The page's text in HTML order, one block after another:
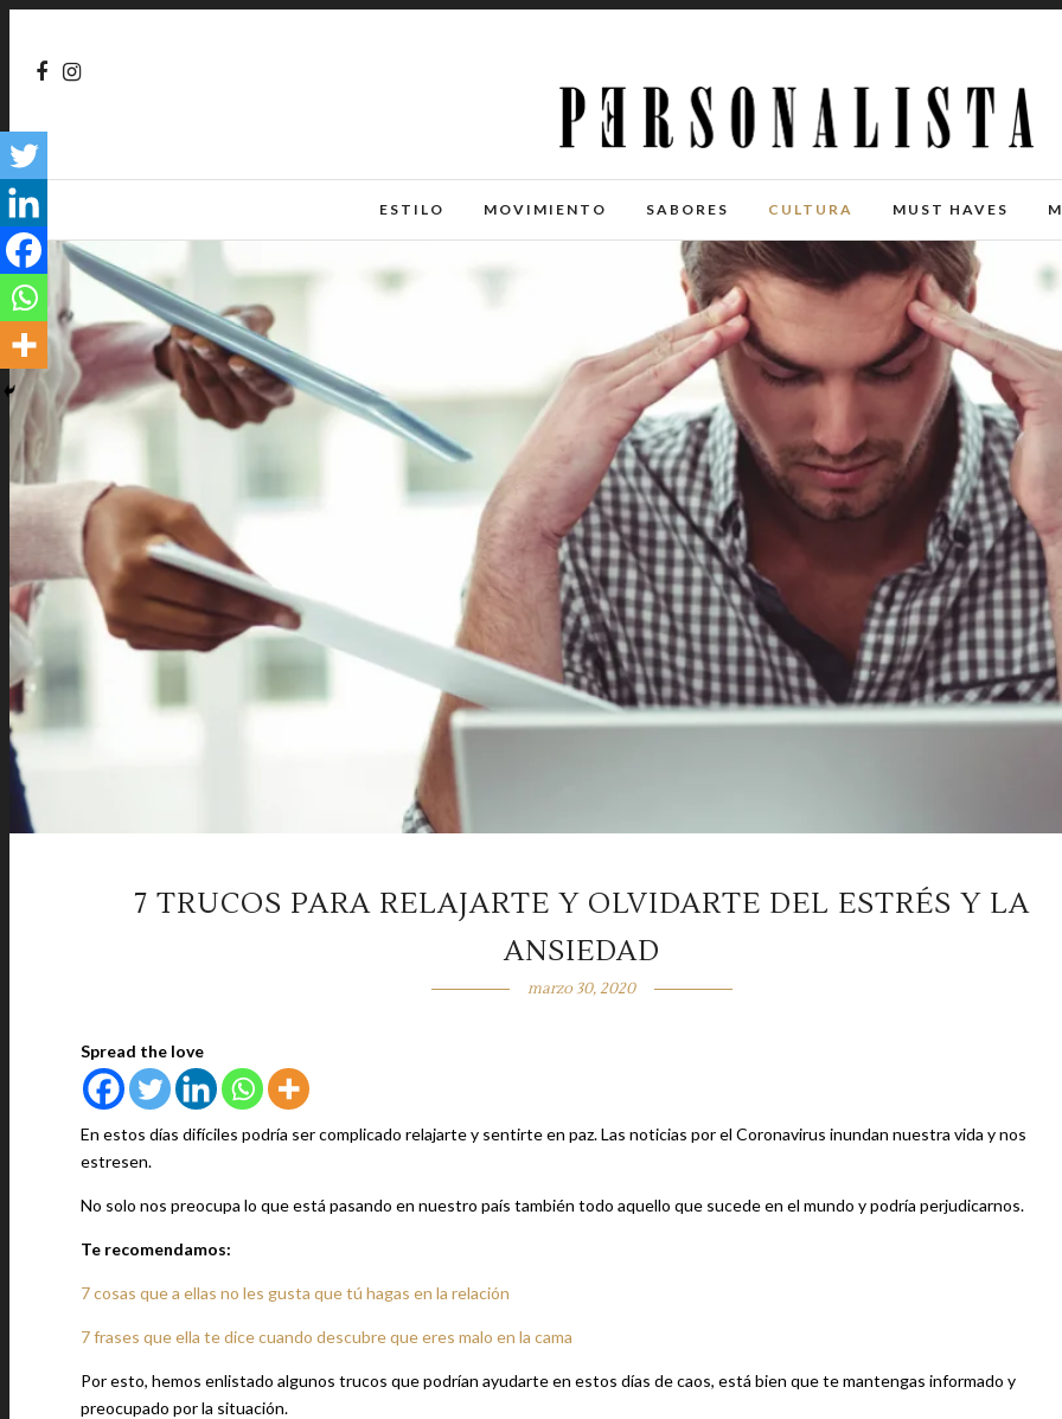
ESTILO MOVIMIENTO SABORES CULTURA MUST HAVES
7 TRUCOS PARA RELAJARTE Y OLVIDARTE DEL ESTRÉS Y LA
ANSIEDAD
marzo 30, 2020
Spread the love
En estos días difíciles podría ser complicado relajarte y sentirte en paz. Las noticias por el Coronavirus inundan nuestra vida y nos
estresen.
No solo nos preocupa lo que está pasando en nuestro país también todo aquello que sucede en el mundo y podría perjudicarnos.
Te recomendamos:
7 cosas que a ellas no les gusta que tú hagas en la relación
7 frases que ella te dice cuando descubre que eres malo en la cama
Por esto, hemos enlistado algunos trucos que podrían ayudarte en estos días de caos, está bien que te mantengas informado y
preocupado por la situación.